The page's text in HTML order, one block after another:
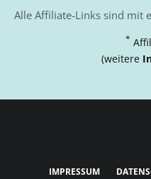
Alle Affiliate-Links sind mit
*
(weitere
IMPRESSUM